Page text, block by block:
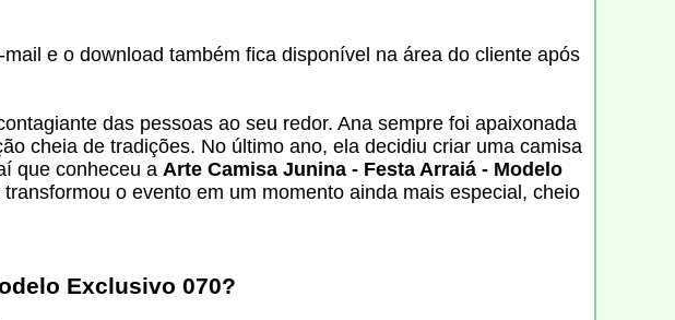
e o download também fica disponível na área do cliente após
das pessoas ao seu redor. Ana sempre foi apaixonada
cheia de tradições. No último ano, ela decidiu criar uma camisa
que conheceu a Arte Camisa Junina - Festa Arraiá - Modelo
o evento em um momento ainda mais especial, cheio
Exclusivo 070?